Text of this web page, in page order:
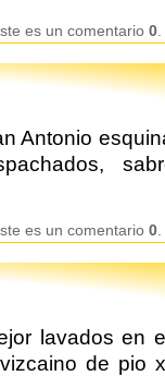
es un comentario 0
Antonio
es un comentario 0
lavados en
de pio